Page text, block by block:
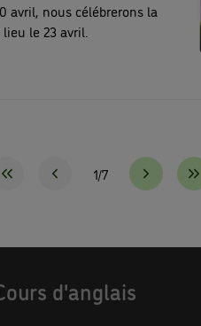
avril, nous célébrerons la
le 23 avril.
1/7
d'anglais